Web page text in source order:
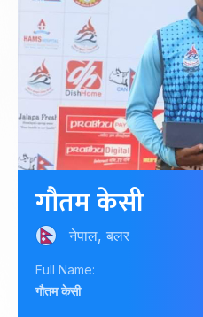
गौतम केसी
नेपाल, बलर
Full Name:
गौतम केसी